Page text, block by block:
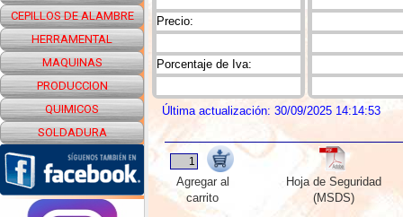
CEPILLOS DE ALAMBRE
HERRAMENTAL
MAQUINAS
PRODUCCION
QUIMICOS
SOLDADURA
Precio:
Porcentaje de Iva:
Última actualización: 30/09/2025 14:14:53
Hoja de Seguridad
(MSDS)
Agregar al
carrito